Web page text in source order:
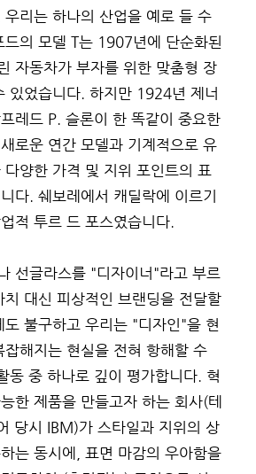
우리는 하나의 산업을 예로 들 수
드의 모델 T는 1907년에 단순화된
자동차가 부자를 위한 맞춤형 장
있었습니다. 하지만 1924년 제너
레드 P. 슬론이 한 똑같이 중요한
로운 연간 모델과 기계적으로 유
다양한 가격 및 지위 포인트의 표
다. 쉐보레에서 캐딜락에 이르기
적 투르 드 포스였습니다.
선글라스를 "디자이너"라고 부르
대신 피상적인 브랜딩을 전달할
불구하고 우리는 "디자인"을 현
잡해지는 현실을 전혀 항해할 수
동 중 하나로 깊이 평가합니다. 혁
한 제품을 만들고자 하는 회사(테
당시 IBM)가 스타일과 지위의 상
는 동시에, 표면 마감의 우아함을